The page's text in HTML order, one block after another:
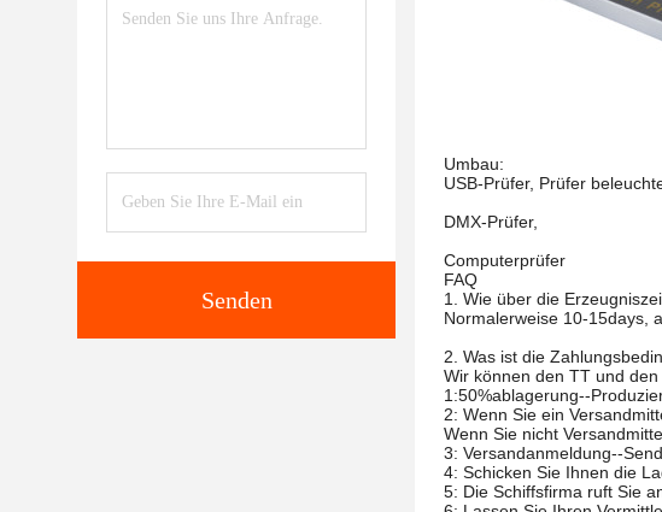
Senden
Umbau:
USB-Prüfer, Prüfer
DMX-Prüfer,
Computerprüfer
FAQ
1. Wie über die
Normalerweise 10-15days,
2. Was ist die
Wir können den TT und
1:50%ablagerung--
2: Wenn Sie ein
Wenn Sie nicht
3: Versandanmeldung--
4: Schicken Sie Ihnen die
5: Die Schiffsfirma ruft Sie